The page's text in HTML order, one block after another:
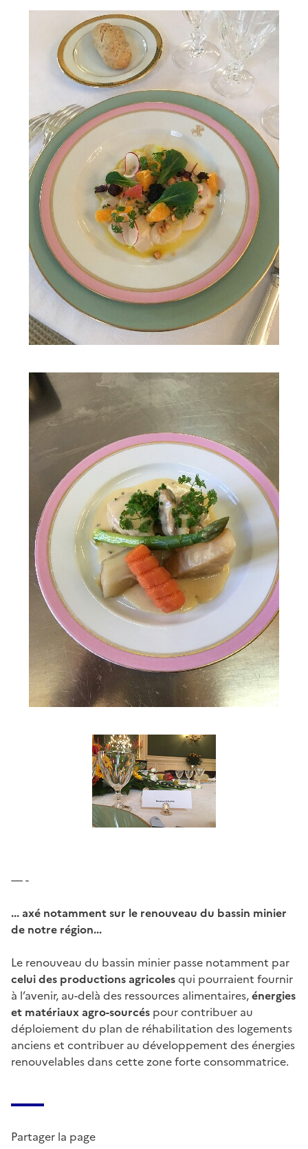
— -
... axé notamment sur le renouveau du bassin minier
de notre région...
Le renouveau du bassin minier passe notamment par
celui des productions agricolesqui pourraient fournir
à l’avenir, au-delà des ressources alimentaires,énergies
et matériaux agro-sourcés pour contribuer au
déploiement du plan de réhabilitation des logements
anciens et contribuer au développement des énergies
renouvelables dans cette zone forte consommatrice.
Partager la page